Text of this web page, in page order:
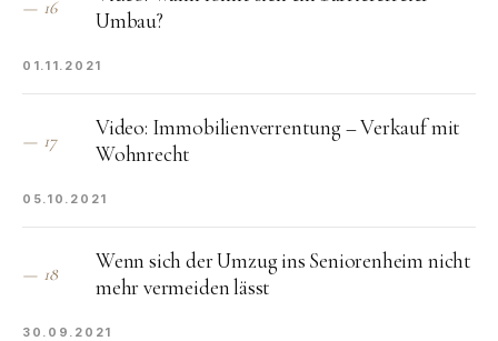
— 16
Umbau?
01.11.2021
— 17
Video: Immobilienverrentung – Verkauf mit
Wohnrecht
05.10.2021
— 18
Wenn sich der Umzug ins Seniorenheim nicht
mehr vermeiden lässt
30.09.2021